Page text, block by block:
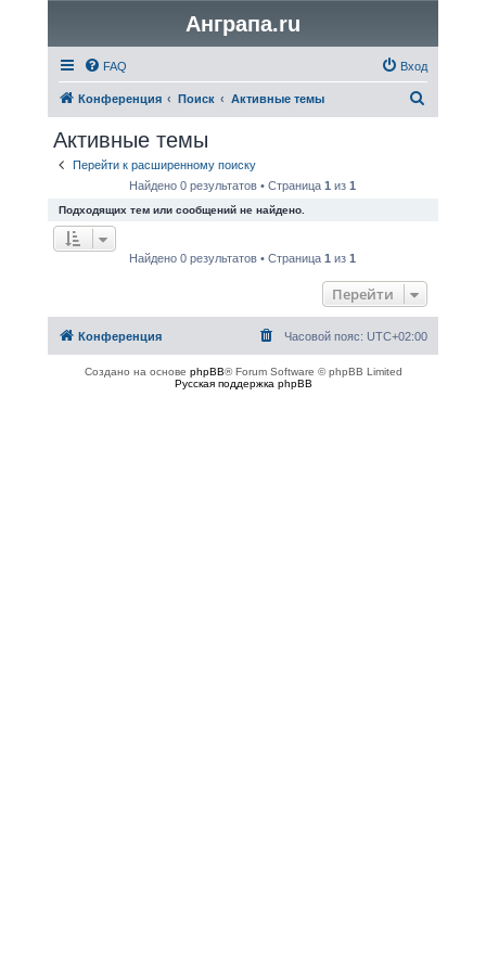
Анграпа.ru
FAQ Вход
Конференция Поиск Активные темы
Активные темы
Перейти к расширенному поиску
Найдено 0 результатов • Страница1 из1
Подходящих тем или сообщений не найдено.
Найдено 0 результатов • Страница1 из1
Перейти
Конференция Часовой пояс: UTC+02:00
Создано на основе phpBB® Forum Software © phpBB Limited
Русская поддержка phpBB